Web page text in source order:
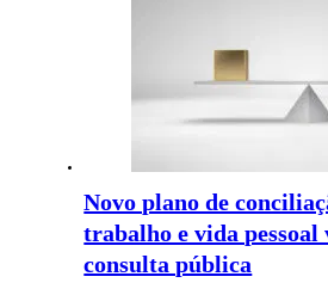
Novo plano de
trabalho e vida pessoal
consulta pública